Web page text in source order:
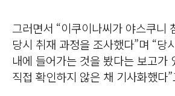
그러면서 “이쿠이나씨가 야스쿠니
당시 취재 과정을 조사했다”며 “당
내에 들어가는 것을 봤다는 보고가
직접 확인하지 않은 채 기사화했다